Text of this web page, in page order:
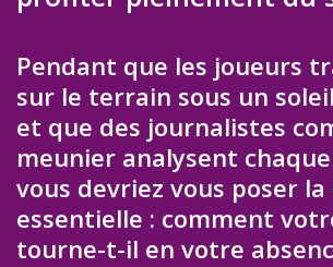
Pendant que les joueurs
sur le terrain sous un
et que des journalistes
meunier analysent
vous devriez vous poser
essentielle : comment
tourne-t-il en votre